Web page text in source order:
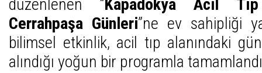
düzenlenen “Kapadokya Acil
Cerrahpaşa Günleri”ne ev sahipliği
bilimsel etkinlik, acil tıp alanındaki
alındığı yoğun bir programla